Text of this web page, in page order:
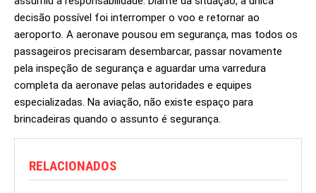
decisão possível foi interromper o voo e retornar ao
aeroporto. A aeronave pousou em segurança, mas todos os
passageiros precisaram desembarcar, passar novamente
pela inspeção de segurança e aguardar uma varredura
completa da aeronave pelas autoridades e equipes
especializadas. Na aviação, não existe espaço para
brincadeiras quando o assunto é segurança.
RELACIONADOS